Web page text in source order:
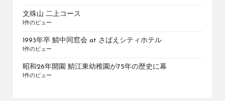
文殊山 二上コース
1件のビュー
1993年卒 鯖中同窓会 at さばえシティホテル
1件のビュー
昭和26年開園 鯖江東幼稚園が75年の歴史に幕
1件のビュー